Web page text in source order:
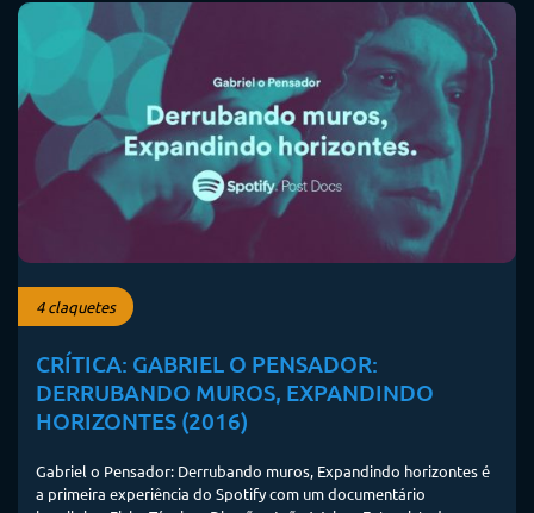
4 claquetes
CRÍTICA: GABRIEL O PENSADOR:
DERRUBANDO MUROS, EXPANDINDO
HORIZONTES (2016)
Gabriel o Pensador: Derrubando muros, Expandindo horizontes é
a primeira experiência do Spotify com um documentário